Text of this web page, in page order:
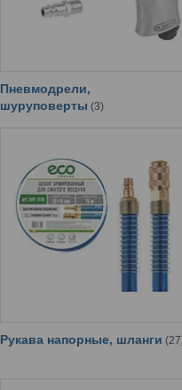
Пневмодрели,
шуруповерты 3
Рукава напорные, шланги 27